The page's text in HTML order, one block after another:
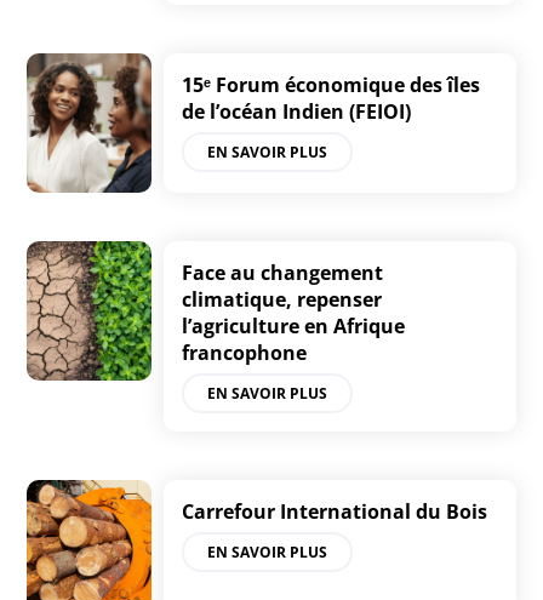
15ᵉ Forum économique des îles
de l’océan Indien (FEIOI)
EN SAVOIR PLUS
Face au changement
climatique, repenser
l’agriculture en Afrique
francophone
EN SAVOIR PLUS
Carrefour International du Bois
EN SAVOIR PLUS